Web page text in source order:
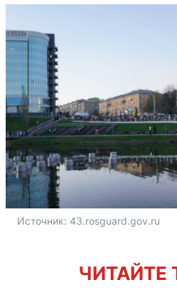
Источник: 43.rosguard.gov.ru
ЧИТАЙТЕ